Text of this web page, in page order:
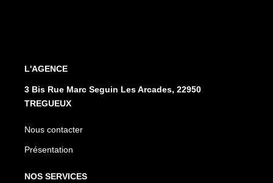
L'AGENCE
3 Bis Rue Marc Seguin Les Arcades, 22950
TREGUEUX
Nous contacter
Présentation
NOS SERVICES